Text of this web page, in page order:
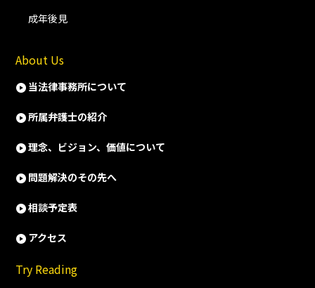
成年後見
About Us
当法律事務所について
所属弁護士の紹介
理念、ビジョン、価値について
問題解決のその先へ
相談予定表
アクセス
Try Reading